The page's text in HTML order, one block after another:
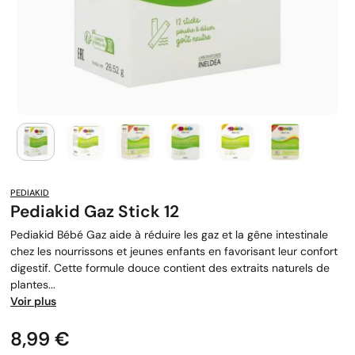
PEDIAKID
Pediakid Gaz Stick 12
Pediakid Bébé Gaz aide à réduire les gaz et la gêne intestinale
chez les nourrissons et jeunes enfants en favorisant leur confort
digestif. Cette formule douce contient des extraits naturels de
plantes...
Voir plus
Prix
8,99 €